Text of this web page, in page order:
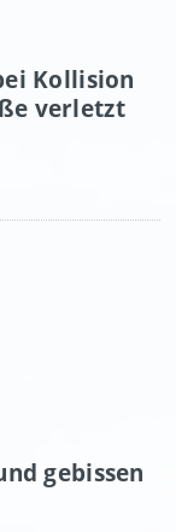
Kollision
verletzt
gebissen